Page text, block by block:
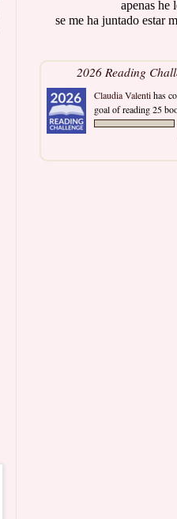
apenas he
se me ha juntado estar
2026 Reading
Claudia Valentihas
goal of reading 25